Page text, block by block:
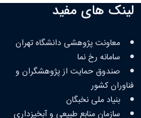
لینک های مفید
معاونت پژوهشی دانشگاه تهران
سامانه رخ نما
صندوق حمایت از پژوهشگران و
فناوران کشور
‏‬بنیاد ملی نخبگان
سازمان منابع طبیعی و آبخیزداری